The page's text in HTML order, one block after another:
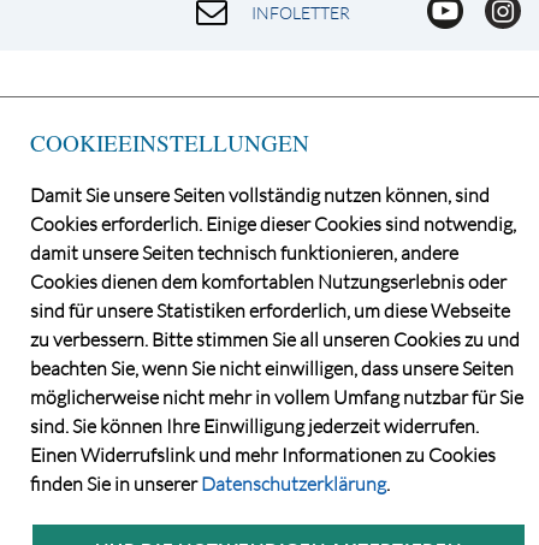
INFOLETTER
©2026 Norddeutsche Grundstücksauktionen AG
CONSENT MANAGER
KATALOGBEZUG
DATENSCHUTZ
VERSTEIGERUNGS- UND VERTRAGSBEDINGUNGEN
IMPRESSUM
KONTAKT
COOKIEEINSTELLUNGEN
Damit Sie unsere Seiten vollständig nutzen können, sind
Cookies erforderlich. Einige dieser Cookies sind notwendig,
damit unsere Seiten technisch funktionieren, andere
Cookies dienen dem komfortablen Nutzungserlebnis oder
sind für unsere Statistiken erforderlich, um diese Webseite
zu verbessern. Bitte stimmen Sie all unseren Cookies zu und
beachten Sie, wenn Sie nicht einwilligen, dass unsere Seiten
möglicherweise nicht mehr in vollem Umfang nutzbar für Sie
sind. Sie können Ihre Einwilligung jederzeit widerrufen.
Einen Widerrufslink und mehr Informationen zu Cookies
finden Sie in unsererDatenschutzerklärung.